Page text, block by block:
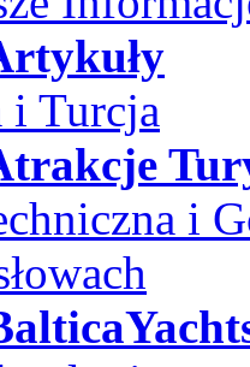
i Turcja
i